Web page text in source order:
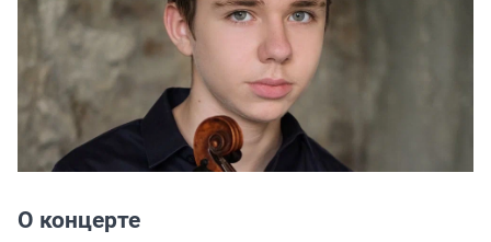
О концерте